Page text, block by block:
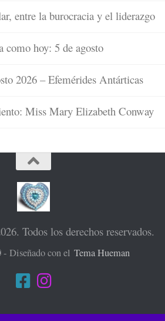
entre la burocracia y el liderazgo
como hoy: 5 de agosto
2026 – Efemérides Antárticas
Miss Mary Elizabeth Conway
Todos los derechos reservados.
- Diseñado con elTema Hueman